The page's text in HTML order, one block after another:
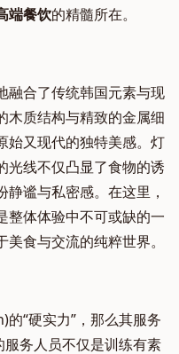
端餐饮的精髓所在。
合了传统韩国元素与现
木质结构与精致的金属细
始又现代的独特美感。灯
光线不仅凸显了食物的诱
谧与私密感。在这里，
整体体验中不可或缺的一
食与交流的纯粹世界。
“硬实力”，那么其服务
服务人员不仅是训练有素